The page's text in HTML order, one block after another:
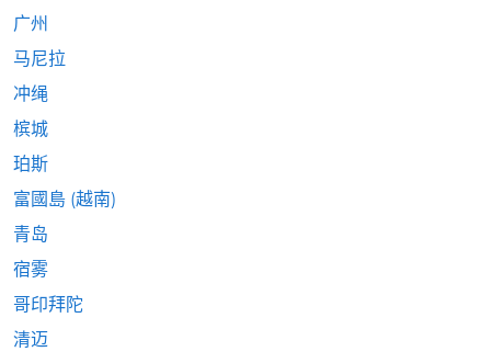
广州
马尼拉
冲绳
槟城
珀斯
富國島 (越南)
青岛
宿雾
哥印拜陀
清迈